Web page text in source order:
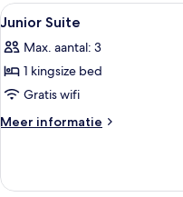
Alle
foto's
voor
Junior
Suite
laden
9
Junior Suite
Max. aantal: 3
1 kingsize bed
Gratis wifi
Meer informatie
Meer
Suite